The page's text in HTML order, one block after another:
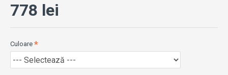
778 lei
Culoare